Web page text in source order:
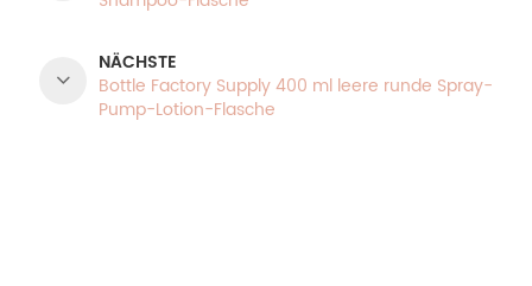
NÄCHSTE
Bottle Factory Supply 400 ml leere runde Spray-
Pump-Lotion-Flasche